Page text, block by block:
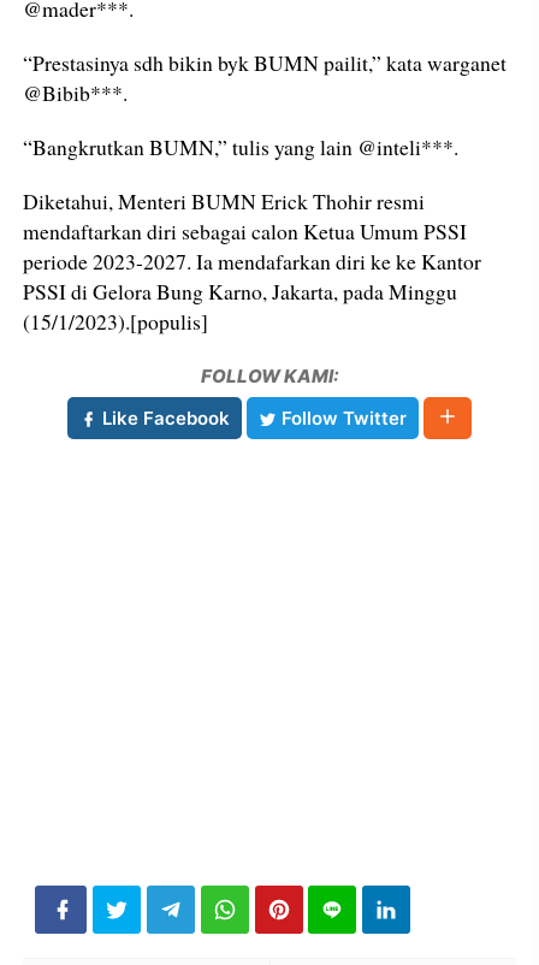
@mader***.
“Prestasinya sdh bikin byk BUMN pailit,” kata warganet
@Bibib***.
“Bangkrutkan BUMN,” tulis yang lain @inteli***.
Diketahui, Menteri BUMN Erick Thohir resmi
mendaftarkan diri sebagai calon Ketua Umum PSSI
periode 2023-2027. Ia mendafarkan diri ke ke Kantor
PSSI di Gelora Bung Karno, Jakarta, pada Minggu
(15/1/2023).[populis]
FOLLOW KAMI:
Like Facebook
Follow Twitter